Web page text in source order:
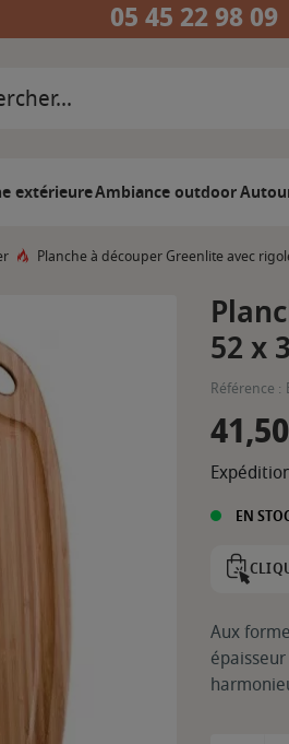
05 45 22 98 09
extérieureAmbiance outdoor
Planche à découper Greenlite avec
52 x
Référence :
EN
Aux